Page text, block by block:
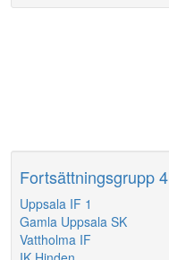
Fortsättningsgrupp 4
Uppsala IF 1
Gamla Uppsala SK
Vattholma IF